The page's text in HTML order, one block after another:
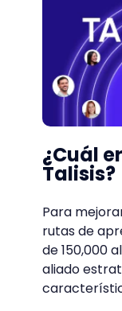
¿Cuál
Talisis?
Para
rutas de
de 150,000
aliado